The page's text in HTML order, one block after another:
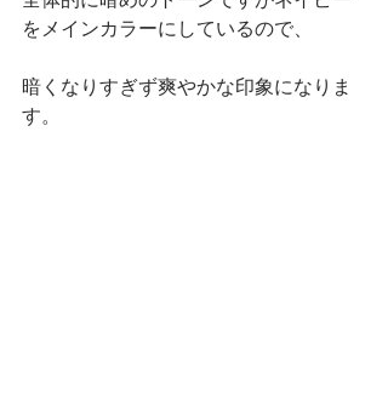
をメインカラーにしているので、
暗くなりすぎず爽やかな印象になりま
す。